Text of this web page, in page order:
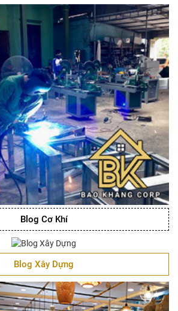
Blog Cơ Khí
Blog Xây Dựng